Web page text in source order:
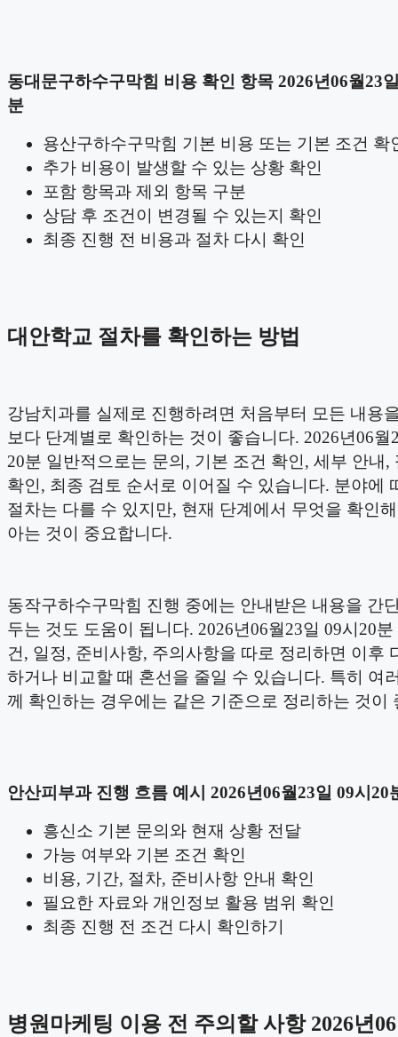
동대문구하수구막힘 비용 확인 항목 2026년06월23
분
용산구하수구막힘 기본 비용 또는 기본 조건 확
추가 비용이 발생할 수 있는 상황 확인
포함 항목과 제외 항목 구분
상담 후 조건이 변경될 수 있는지 확인
최종 진행 전 비용과 절차 다시 확인
대안학교 절차를 확인하는 방법
강남치과를 실제로 진행하려면 처음부터 모든 내용
보다 단계별로 확인하는 것이 좋습니다. 2026년06월
20분 일반적으로는 문의, 기본 조건 확인, 세부 안내,
확인, 최종 검토 순서로 이어질 수 있습니다. 분야에
절차는 다를 수 있지만, 현재 단계에서 무엇을 확인
아는 것이 중요합니다.
동작구하수구막힘 진행 중에는 안내받은 내용을 간
두는 것도 도움이 됩니다. 2026년06월23일 09시20
건, 일정, 준비사항, 주의사항을 따로 정리하면 이후
하거나 비교할 때 혼선을 줄일 수 있습니다. 특히 여
께 확인하는 경우에는 같은 기준으로 정리하는 것이
안산피부과 진행 흐름 예시 2026년06월23일 09시20
흥신소 기본 문의와 현재 상황 전달
가능 여부와 기본 조건 확인
비용, 기간, 절차, 준비사항 안내 확인
필요한 자료와 개인정보 활용 범위 확인
최종 진행 전 조건 다시 확인하기
병원마케팅 이용 전 주의할 사항 2026년